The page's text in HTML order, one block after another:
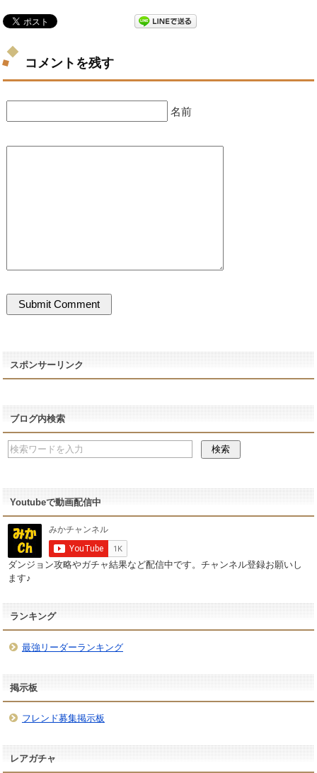
コメントを残す
名前
スポンサーリンク
ブログ内検索
Youtubeで動画配信中
ダンジョン攻略やガチャ結果など配信中です。チャンネル登録お願いし
ます♪
ランキング
最強リーダーランキング
掲示板
フレンド募集掲示板
レアガチャ